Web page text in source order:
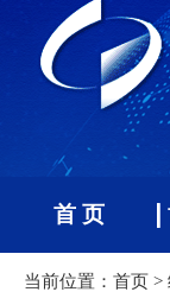
首 页
当前位置： 首页 >